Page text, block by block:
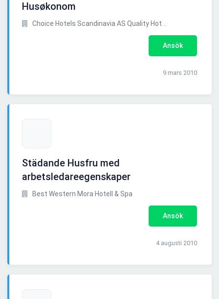
Husøkonom
Choice Hotels Scandinavia AS Quality Hot ..
Ansök
9 mars 2010
Städande Husfru med
arbetsledareegenskaper
Best Western Mora Hotell & Spa
Ansök
4 augusti 2010